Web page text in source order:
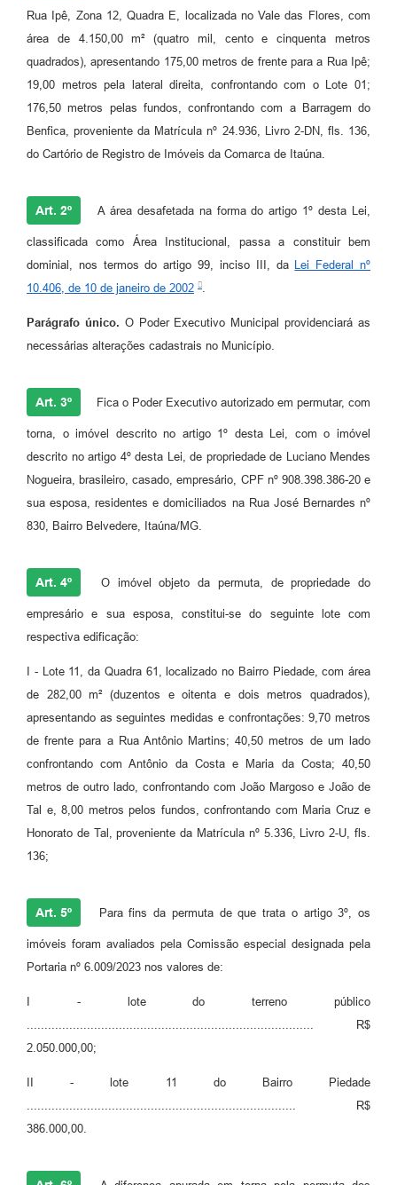
Rua Ipê, Zona 12, Quadra E, localizada no Vale das Flores, com
área de 4.150,00 m² (quatro mil, cento e cinquenta metros
quadrados), apresentando 175,00 metros de frente para a Rua Ipê;
19,00 metros pela lateral direita, confrontando com o Lote 01;
176,50 metros pelas fundos, confrontando com a Barragem do
Benfica, proveniente da Matrícula nº 24.936, Livro 2-DN, fls. 136,
do Cartório de Registro de Imóveis da Comarca de Itaúna.
Art. 2º A área desafetada na forma do artigo 1º desta Lei,
classificada como Área Institucional, passa a constituir bem
dominial, nos termos do artigo 99, inciso III, da
Lei Federal nº
10.406, de 10 de janeiro de 2002
.
Parágrafo único. O Poder Executivo Municipal providenciará as
necessárias alterações cadastrais no Município.
Art. 3º Fica o Poder Executivo autorizado em permutar, com
torna, o imóvel descrito no artigo 1º desta Lei, com o imóvel
descrito no artigo 4º desta Lei, de propriedade de Luciano Mendes
Nogueira, brasileiro, casado, empresário, CPF nº 908.398.386-20 e
sua esposa, residentes e domiciliados na Rua José Bernardes nº
830, Bairro Belvedere, Itaúna/MG.
Art. 4º O imóvel objeto da permuta, de propriedade do
empresário e sua esposa, constitui-se do seguinte lote com
respectiva edificação:
I - Lote 11, da Quadra 61, localizado no Bairro Piedade, com área
de 282,00 m² (duzentos e oitenta e dois metros quadrados),
apresentando as seguintes medidas e confrontações: 9,70 metros
de frente para a Rua Antônio Martins; 40,50 metros de um lado
confrontando com Antônio da Costa e Maria da Costa; 40,50
metros de outro lado, confrontando com João Margoso e João de
Tal e, 8,00 metros pelos fundos, confrontando com Maria Cruz e
Honorato de Tal, proveniente da Matrícula nº 5.336, Livro 2-U, fls.
136;
Art. 5º Para fins da permuta de que trata o artigo 3º, os
imóveis foram avaliados pela Comissão especial designada pela
Portaria nº 6.009/2023 nos valores de:
I - lote do terreno público
................................................................................. R$
2.050.000,00;
II - lote 11 do Bairro Piedade
............................................................................ R$
386.000,00.